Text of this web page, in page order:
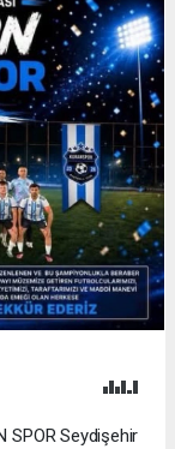
SPOR Seydişehir